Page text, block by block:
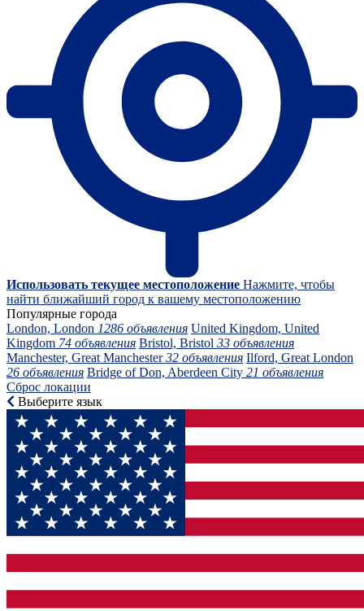
Использовать текущее местоположение Нажмите, чтобы
найти ближайший город к вашему местоположению
Популярные города
London, London 1286 объявления United Kingdom, United
Kingdom 74 объявления Bristol, Bristol 33 объявления
Manchester, Great Manchester32 объявления Ilford, Great London
26 объявления Bridge of Don, Aberdeen City 21 объявления
Сброс локации
Выберите язык